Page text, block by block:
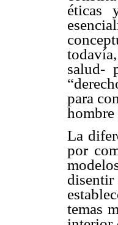
éticas
salud-
para
hombre
La
por
disentir
temas